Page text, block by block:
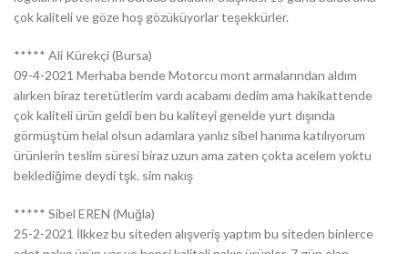
çok kaliteli ve göze hoş gözüküyorlar teşekkürler.
***** Ali Kürekçi (Bursa)
09-4-2021 Merhaba bende Motorcu mont armalarından aldım
alırken biraz teretütlerim vardı acabamı dedim ama hakikattende
çok kaliteli ürün geldi ben bu kaliteyi genelde yurt dışında
görmüştüm helal olsun adamlara yanlız sibel hanıma katılıyorum
ürünlerin teslim süresi biraz uzun ama zaten çokta acelem yoktu
beklediğime deydi tşk. sim nakış
***** Sibel EREN (Muğla)
25-2-2021 İlkkez bu siteden alışveriş yaptım bu siteden binlerce